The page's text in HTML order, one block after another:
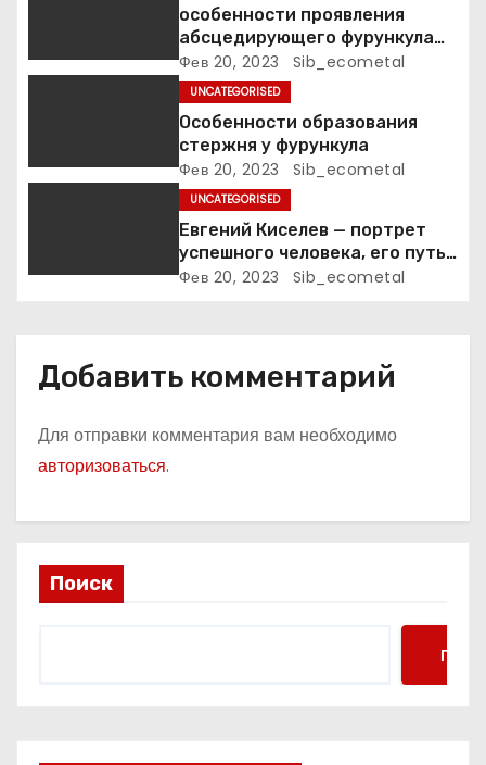
а
и
особенности проявления
абсцедирующего фурункула
код по МКБ-10
Фев 20, 2023 Sib_ecometal
UNCATEGORISED
Особенности образования
стержня у фурункула
Фев 20, 2023 Sib_ecometal
UNCATEGORISED
Евгений Киселев — портрет
успешного человека, его путь
к славе и личное счастье
Фев 20, 2023 Sib_ecometal
Добавить комментарий
Для отправки комментария вам необходимо
авторизоваться.
Поиск
Поиск